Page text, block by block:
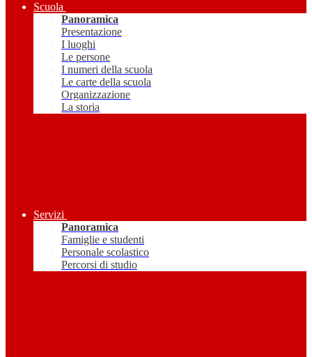
Scuola
Panoramica
Presentazione
I luoghi
Le persone
I numeri della scuola
Le carte della scuola
Organizzazione
La storia
Servizi
Panoramica
Famiglie e studenti
Personale scolastico
Percorsi di studio